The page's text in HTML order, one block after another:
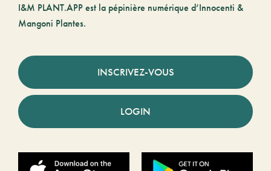
I&M PLANT.APP est la pépinière numérique d’Innocenti &
Mangoni Plantes.
INSCRIVEZ-VOUS
LOGIN